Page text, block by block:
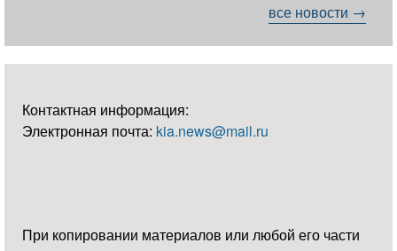
все новости →
Контактная информация:
Электронная почта: kia.news@mail.ru
При копировании материалов или любой его части